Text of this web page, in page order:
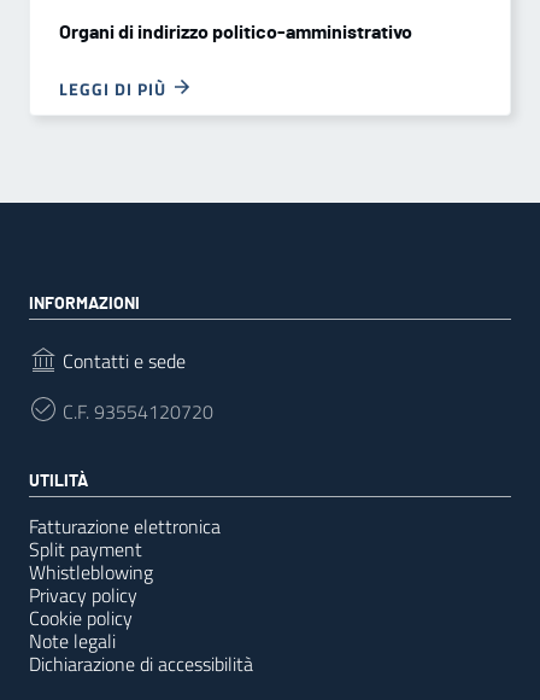
Organi di indirizzo politico-amministrativo
LEGGI DI PIÙ
INFORMAZIONI
Contatti e sede
C.F.93554120720
UTILITÀ
Fatturazione elettronica
Split payment
Whistleblowing
Privacy policy
Cookie policy
Note legali
Dichiarazione di accessibilità